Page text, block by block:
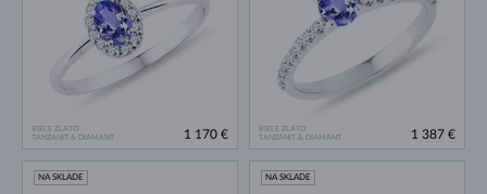
BIELE ZLATO
TANZANIT & DIAMANT
1 170 €
BIELE ZLATO
TANZANIT & DIAMANT
1 387 €
NA SKLADE NA SKLADE